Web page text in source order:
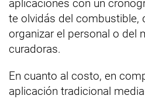
aplicaciones con un
te olvidás del combustible,
organizar el personal o del
curadoras.
En cuanto al costo, en
aplicación tradicional